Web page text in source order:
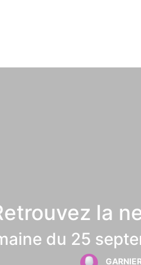
la
du 25